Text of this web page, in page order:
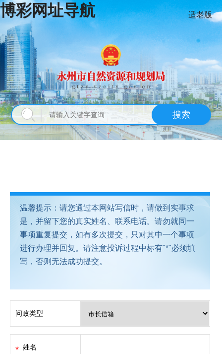
博彩网址导航 适老版
搜索
温馨提示：请您通过本网站写信时，请做到实事求
是，并留下您的真实姓名、联系电话。请勿就同一
事项重复提交，如有多次提交，只对其中一个事项
进行办理并回复。请注意投诉过程中标有"*"必须填
写，否则无法成功提交。
问政类型
姓名